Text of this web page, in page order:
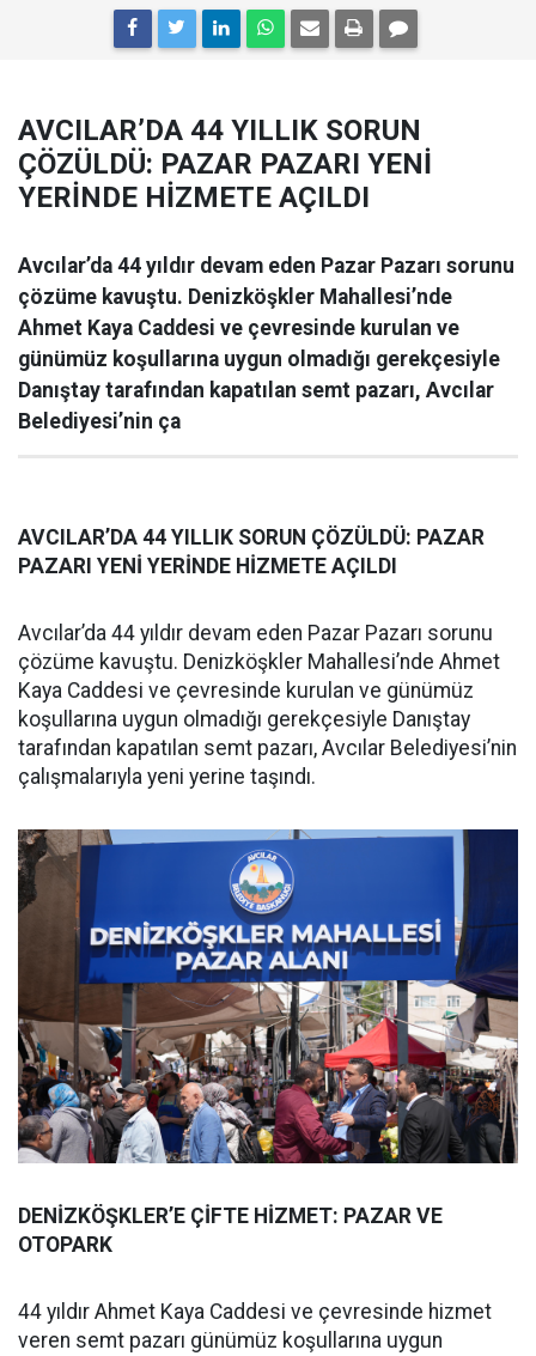
AVCILAR’DA 44 YILLIK SORUN
ÇÖZÜLDÜ: PAZAR PAZARI YENİ
YERİNDE HİZMETE AÇILDI
Avcılar’da 44 yıldır devam eden Pazar Pazarı sorunu
çözüme kavuştu. Denizköşkler Mahallesi’nde
Ahmet Kaya Caddesi ve çevresinde kurulan ve
günümüz koşullarına uygun olmadığı gerekçesiyle
Danıştay tarafından kapatılan semt pazarı, Avcılar
Belediyesi’nin ça
AVCILAR’DA 44 YILLIK SORUN ÇÖZÜLDÜ: PAZAR
PAZARI YENİ YERİNDE HİZMETE AÇILDI
Avcılar’da 44 yıldır devam eden Pazar Pazarı sorunu
çözüme kavuştu. Denizköşkler Mahallesi’nde Ahmet
Kaya Caddesi ve çevresinde kurulan ve günümüz
koşullarına uygun olmadığı gerekçesiyle Danıştay
tarafından kapatılan semt pazarı, Avcılar Belediyesi’nin
çalışmalarıyla yeni yerine taşındı.
DENİZKÖŞKLER’E ÇİFTE HİZMET: PAZAR VE
OTOPARK
44 yıldır Ahmet Kaya Caddesi ve çevresinde hizmet
veren semt pazarı günümüz koşullarına uygun